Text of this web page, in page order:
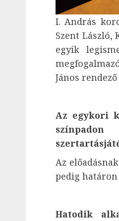
I. András
Szent László,
egyik
János
Az egykori
Az
pedig határon
Hatodik